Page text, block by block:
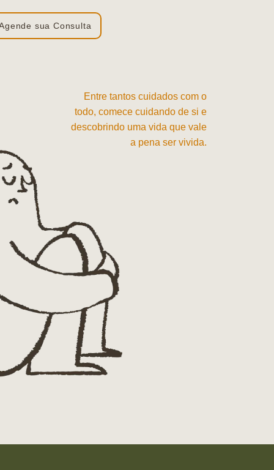
sua Consulta
Entre tantos cuidados com o
todo, comece cuidando de si e
descobrindo uma vida que vale
a pena ser vivida.